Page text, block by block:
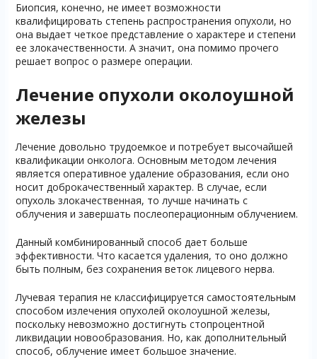
Биопсия, конечно, не имеет возможности
квалифицировать степень распространения опухоли, но
она выдает четкое представление о характере и степени
ее злокачественности. А значит, она помимо прочего
решает вопрос о размере операции.
Лечение опухоли околоушной
железы
Лечение довольно трудоемкое и потребует высочайшей
квалификации онколога. Основным методом лечения
является оперативное удаление образования, если оно
носит доброкачественный характер. В случае, если
опухоль злокачественная, то лучше начинать с
облучения и завершать послеоперационным облучением.
Данный комбинированный способ дает больше
эффективности. Что касается удаления, то оно должно
быть полным, без сохранения веток лицевого нерва.
Лучевая терапия не классифицируется самостоятельным
способом излечения опухолей околоушной железы,
поскольку невозможно достигнуть стопроцентной
ликвидации новообразования. Но, как дополнительный
способ, облучение имеет большое значение.